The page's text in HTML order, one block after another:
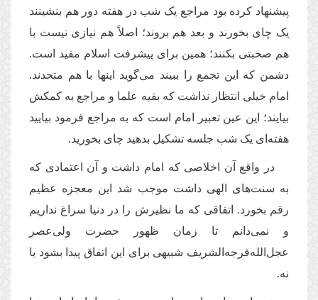
پیشنهاد کرده بود مراجع یک شب در هفته دور هم بنشینند
یک چای بخورند و بعد هم بروند؛ اصلاً هم نیازی نیست با
هم صحبتی بکنند؛ همین برای پیشرفت اسلام مفید است.
دشمن که این تجمع را ببیند می‌گوید اینها با هم متحدند.‌
امام خیلی انتظار نداشت که بقیه علما و مراجع به کمکش
بیایند؛ این عین تعبیر‌ امام است که به مراجع فرمود بیایید
هفته‌ای یک شب جلسه تشکیل بدهید چای بخورید.
در واقع آن اخلاصی که‌ امام داشت و آن اعتمادی که
به سنت‌های الهی داشت موجب شد این معجزه عظیم
رقم بخورد. اتفاقی که ما نظیرش را در دنیا سراغ نداریم
و نمی‌دانم تا زمان ظهور حضرت ولی‌عصر
عجل‌الله‌فرجه‌الشریف شبیهی برای این اتفاق پیدا بشود یا
نه.